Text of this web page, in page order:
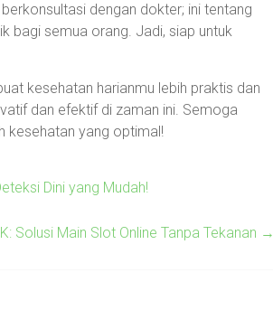
dengan dokter; ini tentang
bagi semua orang. Jadi, siap untuk
kesehatan harianmu lebih praktis dan
dan efektif di zaman ini. Semoga
kesehatan yang optimal!
Dini yang Mudah!
Solusi Main Slot Online Tanpa Tekanan →